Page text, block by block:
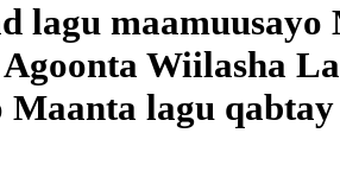
lagu
Wiilasha
Maanta lagu